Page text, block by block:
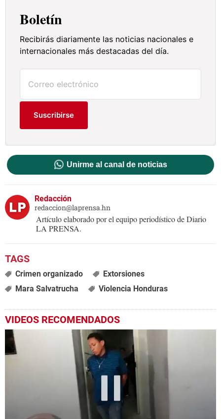
Boletín
Recibirás diariamente las noticias nacionales e
internacionales más destacadas del día.
Suscribirse
Unirme al canal de noticias
Redacción
redaccion@laprensa.hn
Artículo elaborado por el equipo periodístico de Diario
LA PRENSA.
Crimen organizado
Extorsiones
Mara Salvatrucha
Violencia Honduras
VIDEOS RECOMENDADOS